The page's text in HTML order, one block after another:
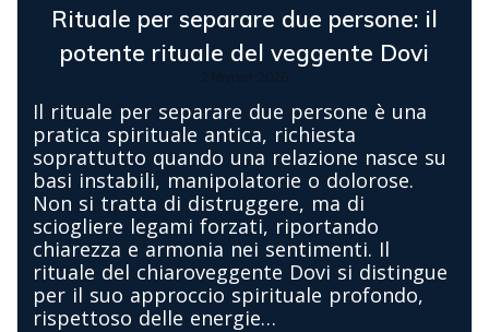
Rituale per separare due persone: il
potente rituale del veggente Dovi
Il rituale per separare due persone è una
pratica spirituale antica, richiesta
soprattutto quando una relazione nasce su
basi instabili, manipolatorie o dolorose.
Non si tratta di distruggere, ma di
sciogliere legami forzati, riportando
chiarezza e armonia nei sentimenti. Il
rituale del chiaroveggente Dovi si distingue
per il suo approccio spirituale profondo,
rispettoso delle energie…